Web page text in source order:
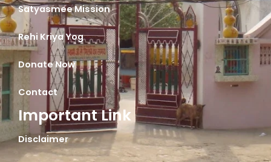
Satyasmee Mission
Rehi Kriya Yog
Donate Now
Contact
Important Link
Disclaimer